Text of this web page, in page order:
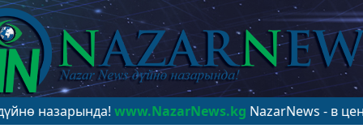
www.NazarNews.kgNazarNews - в центре